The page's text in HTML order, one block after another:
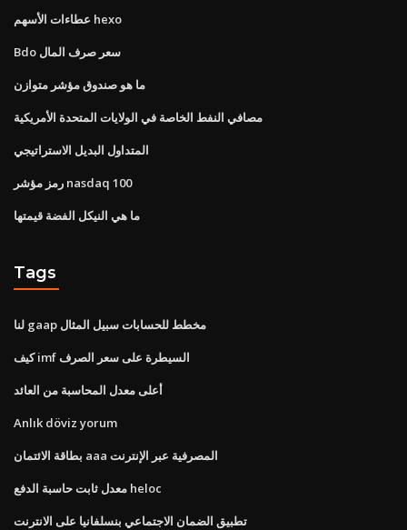
عطاءات الأسهم hexo
Bdo سعر صرف المال
ما هو صندوق مؤشر متوازن
مصافي النفط الخاصة في الولايات المتحدة الأمريكية
المتداول البديل الاستراتيجي
رمز مؤشر nasdaq 100
ما هي النيكل الفضة قيمتها
Tags
لنا gaap مخطط للحسابات سبيل المثال
كيف imf السيطرة على سعر الصرف
أعلى معدل المحاسبة من العائد
Anlık döviz yorum
بطاقة الائتمان aaa المصرفية عبر الإنترنت
معدل ثابت حاسبة الدفع heloc
تطبيق الضمان الاجتماعي بنسلفانيا على الانترنت